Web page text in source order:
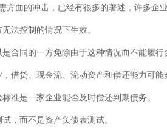
方面的冲击，已经有很多的著述，许多企
法控制的情况下生效。
合同的一方免除由于这种情况而不能履行
借贷、现金流、流动资产和偿还能力可能
准是一家企业能否及时偿还到期债务。
，而不是资产负债表测试。